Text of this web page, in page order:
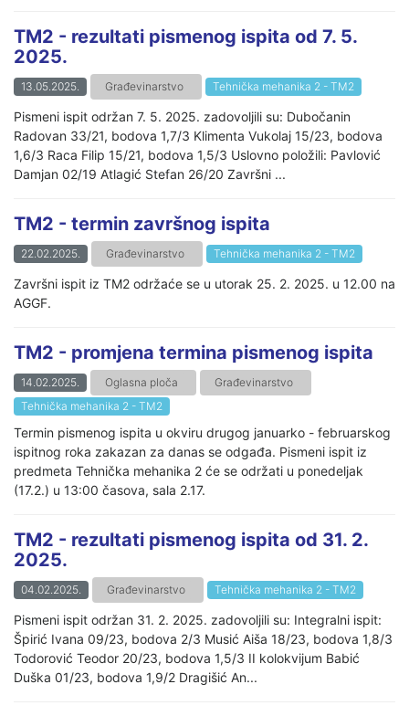
TM2 - rezultati pismenog ispita od 7. 5.
2025.
13.05.2025. Građevinarstvo Tehnička mehanika 2 - TM2
Pismeni ispit održan 7. 5. 2025. zadovoljili su: Dubočanin
Radovan 33/21, bodova 1,7/3 Klimenta Vukolaj 15/23, bodova
1,6/3 Raca Filip 15/21, bodova 1,5/3 Uslovno položili: Pavlović
Damjan 02/19 Atlagić Stefan 26/20 Završni ...
TM2 - termin završnog ispita
22.02.2025. Građevinarstvo Tehnička mehanika 2 - TM2
Završni ispit iz TM2 održaće se u utorak 25. 2. 2025. u 12.00 na
AGGF.
TM2 - promjena termina pismenog ispita
14.02.2025. Oglasna ploča
Građevinarstvo
Tehnička mehanika 2 - TM2
Termin pismenog ispita u okviru drugog januarko - februarskog
ispitnog roka zakazan za danas se odgađa. Pismeni ispit iz
predmeta Tehnička mehanika 2 će se održati u ponedeljak
(17.2.) u 13:00 časova, sala 2.17.
TM2 - rezultati pismenog ispita od 31. 2.
2025.
04.02.2025. Građevinarstvo Tehnička mehanika 2 - TM2
Pismeni ispit održan 31. 2. 2025. zadovoljili su: Integralni ispit:
Špirić Ivana 09/23, bodova 2/3 Musić Aiša 18/23, bodova 1,8/3
Todorović Teodor 20/23, bodova 1,5/3 II kolokvijum Babić
Duška 01/23, bodova 1,9/2 Dragišić An...